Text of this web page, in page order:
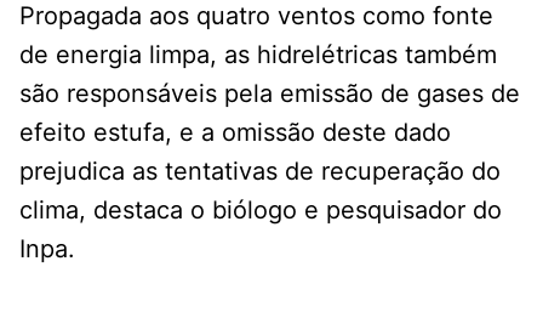
Propagada aos quatro ventos como fonte
de energia limpa, as hidrelétricas também
são responsáveis pela emissão de gases de
efeito estufa, e a omissão deste dado
prejudica as tentativas de recuperação do
clima, destaca o biólogo e pesquisador do
Inpa.